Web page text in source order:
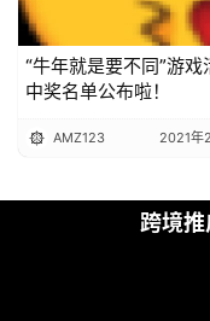
“牛年就是要不同”游戏
中奖名单公布啦！
AMZ123 2021年
跨境